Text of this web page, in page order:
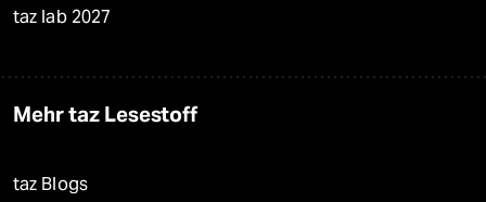
taz lab 2027
Mehr taz Lesestoff
taz Blogs